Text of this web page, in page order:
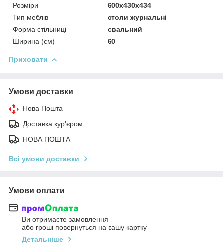
Розміри
600x430x434
Тип меблів
столи журнальні
Форма стільниці
овальний
Ширина (см)
60
Приховати
Умови доставки
Нова Пошта
Доставка кур'єром
НОВА ПОШТА
Всі умови доставки
Умови оплати
Ви отримаєте замовлення
або гроші повернуться на вашу картку
Детальніше